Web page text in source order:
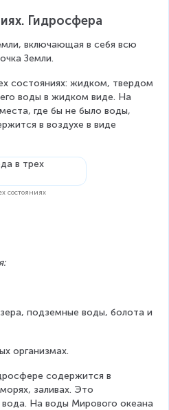
Гидросфера
включающая в себя всю
Земли.
состояниях: жидком, твердом
воды в жидком виде. На
где бы не было воды,
в воздухе в виде
состояниях
подземные воды, болота и
организмах.
содержится в
заливах. Это
На воды Мирового океана